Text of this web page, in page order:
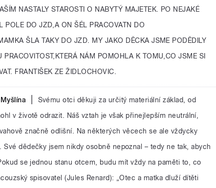
NASTALY STAROSTI O NABYTÝ MAJETEK. PO NEJAKÉ
POLE DO JZD,A ON ŠÉL PRACOVATN DO
ŠLA TAKY DO JZD. MY JAKO DĚCKA JSME PODĚDILY
PRACOVITOST,KTERÁ NÁM POMOHLA K TOMU,CO JSME SI
FRANTIŠEK ZE ŽIDLOCHOVIC.
Svému otci děkuji za určitý materiální základ, od
v životě odrazit. Náš vztah je však přinejlepším neutrální,
značně odlišní. Na některých věcech se ale vždycky
Své dědečky jsem nikdy osobně nepoznal – tedy ne tak, abych
se jednou stanu otcem, budu mít vždy na paměti to, co
spisovatel (Jules Renard): „Otec a matka dluží dítěti